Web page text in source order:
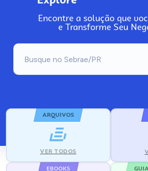
Encontre a solução que
e Transforme Seu
ARQUIVOS
VER TODOS
EBOOKS